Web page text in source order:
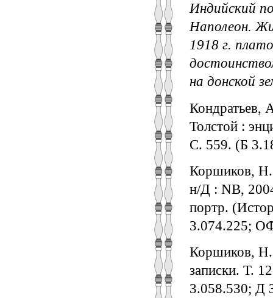
Индийский
Наполеон.
1918 г.
на донской
Кондратьев,
Толстой :
С. 559. (Б
Коршиков,
н/Д : NB,
портр.
3.074.225;
Коршиков,
записки. Т.
3.058.530; Д